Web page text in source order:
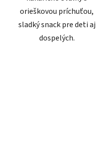
orieškovou príchuťou,
sladký snack pre deti aj
dospelých.